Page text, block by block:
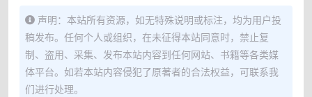
声明：本站所有资源，如无特殊说明或标注，均为用户投
稿发布。任何个人或组织，在未征得本站同意时，禁止复
制、盗用、采集、发布本站内容到任何网站、书籍等各类媒
体平台。如若本站内容侵犯了原著者的合法权益，可联系我
们进行处理。